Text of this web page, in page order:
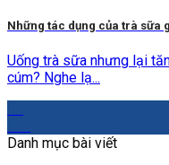
Những tác dụng của trà sữa
Uống trà sữa nhưng lại
cúm? Nghe lạ...
Danh mục bài viết